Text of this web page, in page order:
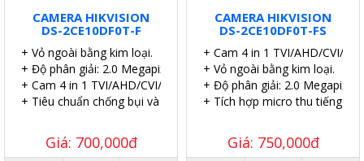
CAMERA HIKVISION
DS-2CE10DF0T-F
+ Vỏ ngoài bằng kim loại.
+ Độ phân giải: 2.0 Megapixel.
+ Cam 4 in 1 TVI/AHD/CVI/CVBS.
+ Tiêu chuẩn chống bụi và nước: IP67.
Giá: 700,000đ
CAMERA HIKVISION
DS-2CE10DF0T-FS
+ Cam 4 in 1 TVI/AHD/CVI/
+ Vỏ ngoài bằng kim loại.
+ Độ phân giải: 2.0 Megapixel.
+ Tích hợp micro thu tiếng.
Giá: 750,000đ